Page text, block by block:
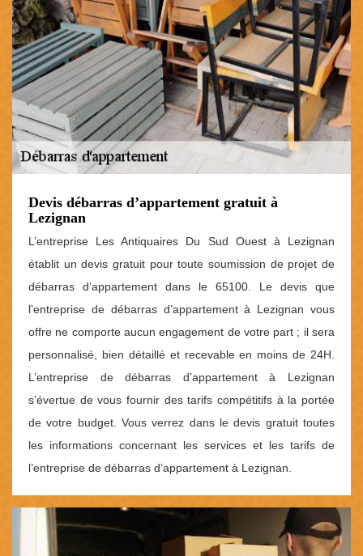
Devis débarras d’appartement gratuit à
Lezignan
L’entreprise Les Antiquaires Du Sud Ouest à Lezignan
établit un devis gratuit pour toute soumission de projet de
débarras d’appartement dans le 65100. Le devis que
l’entreprise de débarras d’appartement à Lezignan vous
offre ne comporte aucun engagement de votre part ; il sera
personnalisé, bien détaillé et recevable en moins de 24H.
L’entreprise de débarras d’appartement à Lezignan
s’évertue de vous fournir des tarifs compétitifs à la portée
de votre budget. Vous verrez dans le devis gratuit toutes
les informations concernant les services et les tarifs de
l’entreprise de débarras d’appartement à Lezignan.